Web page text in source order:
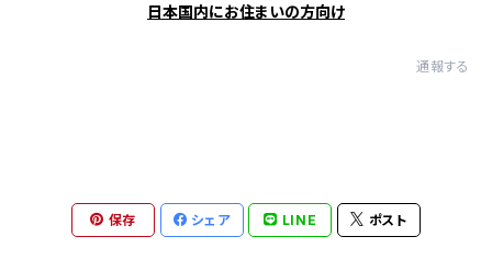
日本国内にお住まいの方向け
通報する
保存 シェア LINE ポスト